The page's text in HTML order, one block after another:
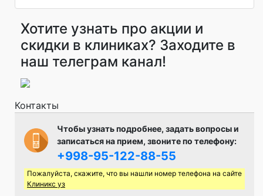
Хотите узнать про акции и
скидки в клиниках? Заходите в
наш телеграм канал!
Контакты
Чтобы узнать подробнее, задать вопросы и
записаться на прием, звоните по телефону:
+998-95-122-88-55
Пожалуйста, скажите, что вы нашли номер телефона на сайте
Клиникс уз